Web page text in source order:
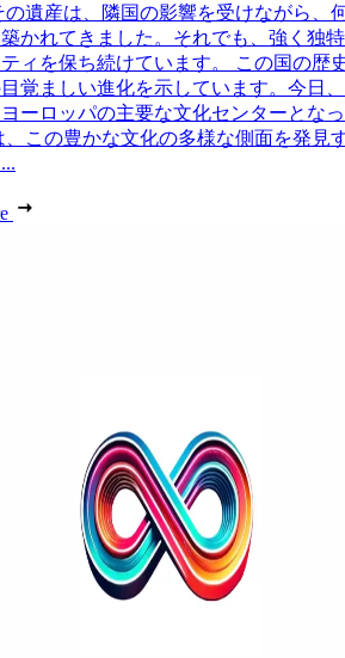
の遺産は、隣国の影響を受けながら、
かれてきました。それでも、強く独
ィを保ち続けています。 この国の歴
覚ましい進化を示しています。今日
ーロッパの主要な文化センターとな
、この豊かな文化の多様な側面を発見